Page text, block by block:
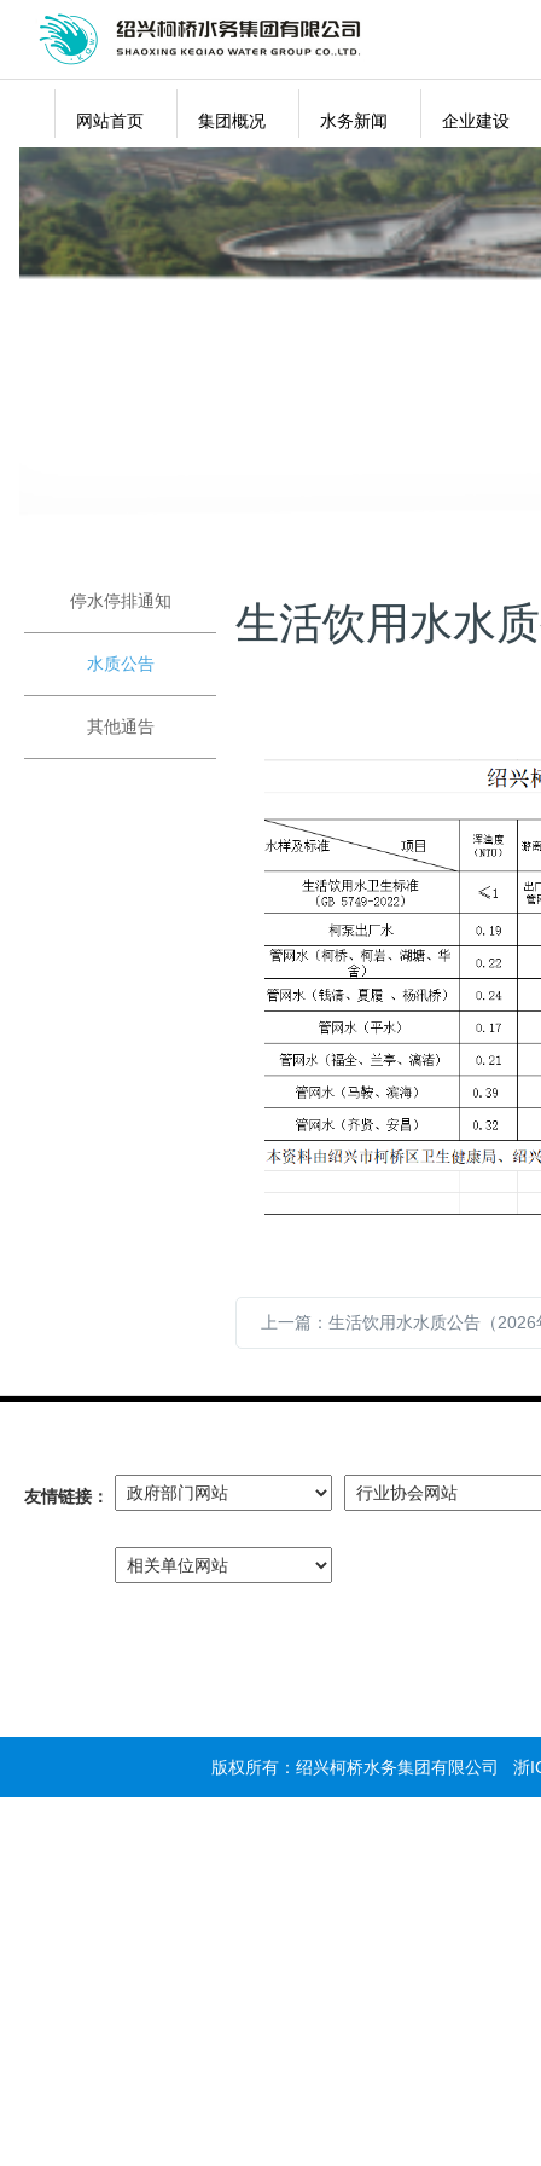
网站首页 集团概况 水务新闻 企业建设
停水停排通知
水质公告
其他通告
生活饮用水水
友情链接：
版权所有：绍兴柯桥水务集团有限公司 浙